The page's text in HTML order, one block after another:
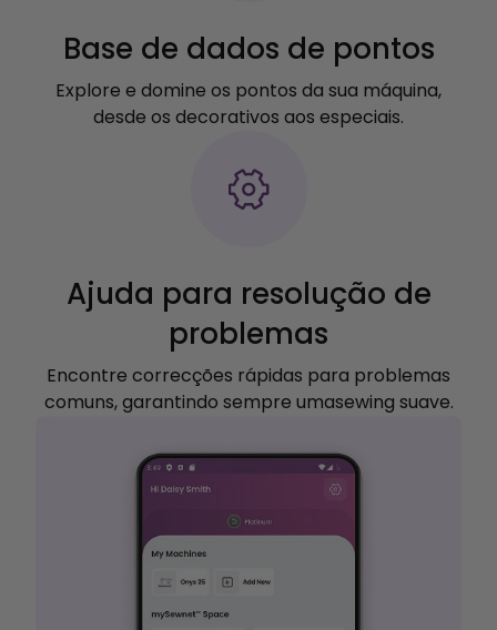
Base de dados de pontos
Explore e domine os pontos da sua máquina,
desde os decorativos aos especiais.
Ajuda para resolução de
problemas
Encontre correcções rápidas para problemas
comuns, garantindo sempre umasewing suave.